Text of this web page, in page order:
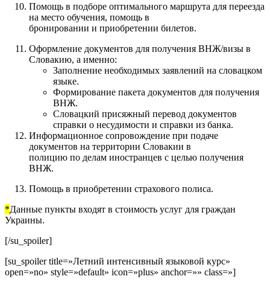
Помощь в подборе оптимального маршрута для переезда
на место обучения, помощь в
бронировании и приобретении билетов.
Оформление документов для получения ВНЖ/визы в
Словакию, а именно:
Заполнение необходимых заявлений на словацком
языке.
Формирование пакета документов для получения
ВНЖ.
Словацкий присяжный перевод документов
справки о несудимости и справки из банка.
Информационное сопровождение при подаче
документов на территории Словакии в
полицию по делам иностранцев с целью получения
ВНЖ.
Помощь в приобретении страхового полиса.
*Данные пункты входят в стоимость услуг для граждан
Украины.
[/su_spoiler]
[su_spoiler title=»Летний интенсивный языковой курс»
open=»no» style=»default» icon=»plus» anchor=»» class=»]